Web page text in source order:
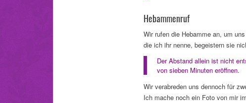
Hebammenruf
Wir rufen die Hebamme an, um
die ich ihr nenne, begeistern sie
Der Abstand allein ist nicht
von sieben Minuten eröffnen.
Wir verabreden uns dennoch für
Ich mache noch ein Foto von mir